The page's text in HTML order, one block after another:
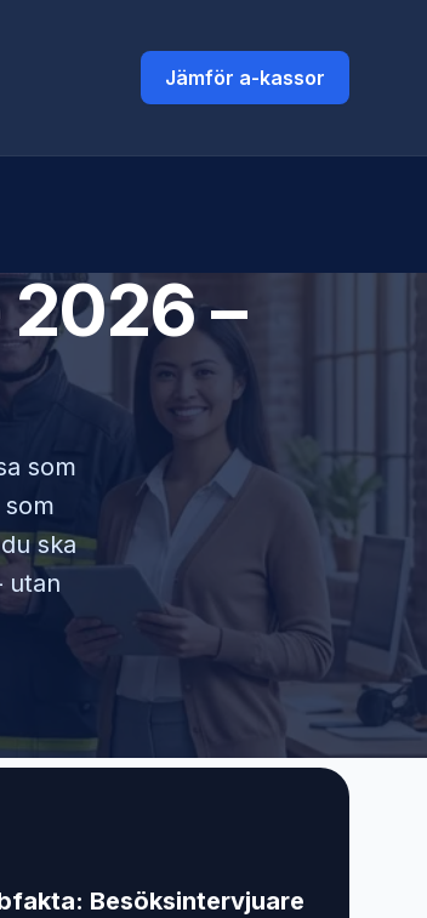
Jämför a-kassor
2026 –
som
ska
utan
Besöksintervjuare